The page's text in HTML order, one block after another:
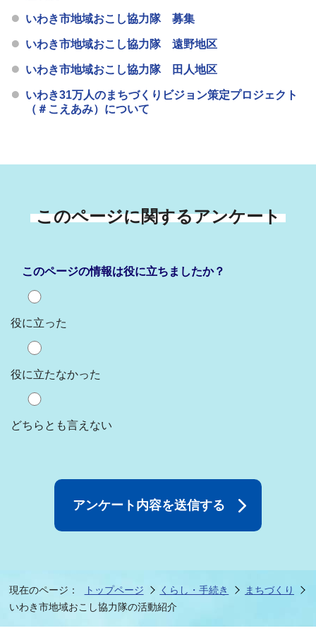
いわき市地域おこし協力隊 募集
いわき市地域おこし協力隊 遠野地区
いわき市地域おこし協力隊 田人地区
いわき31万人のまちづくりビジョン策定プロジェクト
（＃こえあみ）について
このページに関するアンケート
このページの情報は役に立ちましたか？
役に立った
役に立たなかった
どちらとも言えない
現在のページ： トップページ くらし・手続き
まちづくり
いわき市地域おこし協力隊の活動紹介